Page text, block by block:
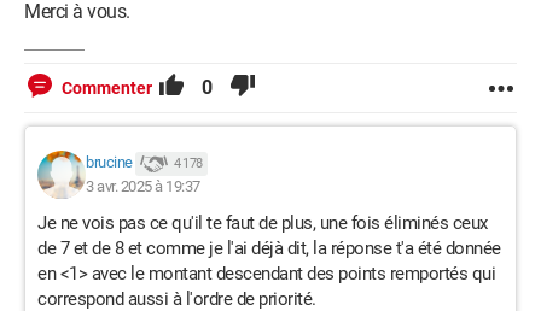
Merci à vous.
Commenter 0
brucine 4 178
3 avr. 2025 à 19:37
Je ne vois pas ce qu'il te faut de plus, une fois éliminés ceux
de 7 et de 8 et comme je l'ai déjà dit, la réponse t'a été donnée
en <1> avec le montant descendant des points remportés qui
correspond aussi à l'ordre de priorité.